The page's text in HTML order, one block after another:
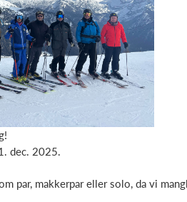
dec. 2025.
par, makkerpar eller solo, da vi